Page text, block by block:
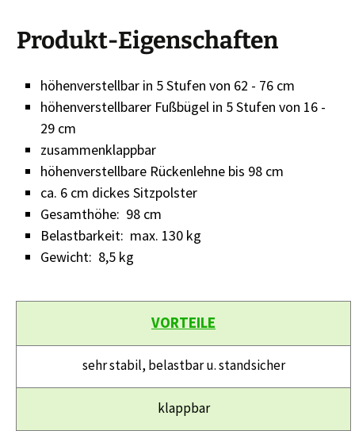
Produkt-Eigenschaften
höhenverstellbar in 5 Stufen von 62 - 76 cm
höhenverstellbarer Fußbügel in 5 Stufen von 16 -
29 cm
zusammenklappbar
höhenverstellbare Rückenlehne bis 98 cm
ca. 6 cm dickes Sitzpolster
Gesamthöhe: 98 cm
Belastbarkeit: max. 130 kg
Gewicht: 8,5 kg
VORTEILE
sehr stabil, belastbar u. standsicher
klappbar